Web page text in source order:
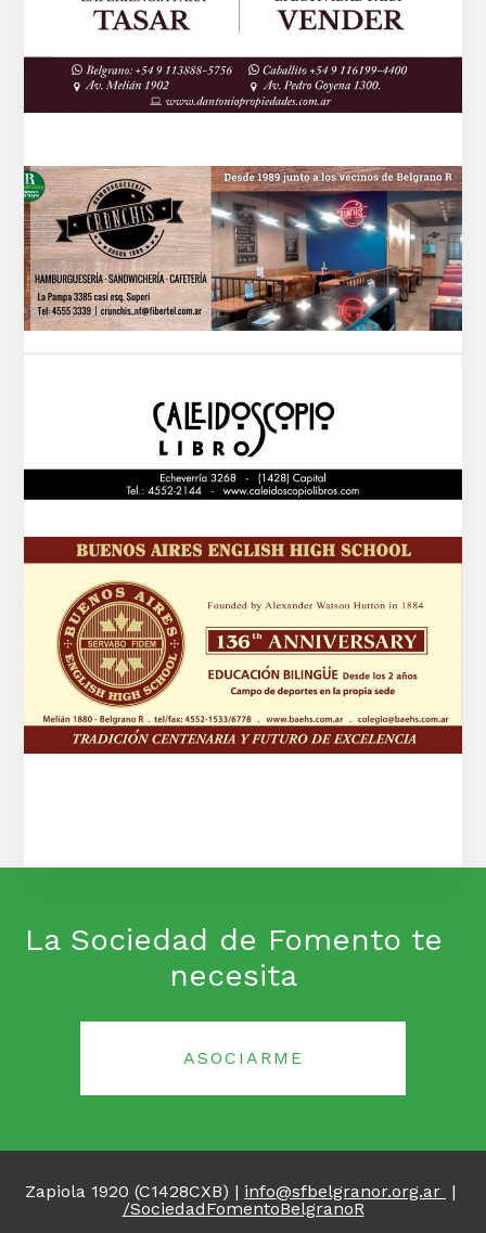
La Sociedad de Fomento te
necesita
ASOCIARME
Zapiola 1920 (C1428CXB) | info@sfbelgranor.org.ar |
/SociedadFomentoBelgranoR